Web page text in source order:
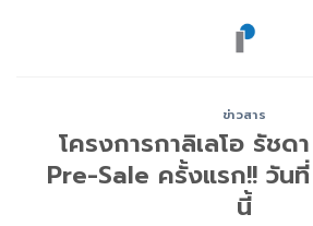
ข่าวสาร
โครงการกาลิเลโอ รัชด
Pre-Sale ครั้งแรก!! วัน
นี้